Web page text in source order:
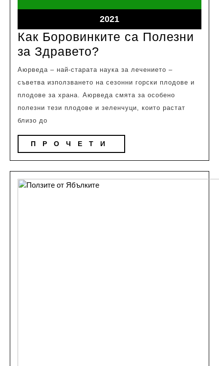
2021
2021декември
13,
Как Боровинките са Полезни
за Здравето?
Боровинките
са
Полезни
за
Аюрведа – най-старата наука за лечението –
съветва използването на сезонни горски плодове и
плодове за храна. Аюрведа смята за особено
полезни тези плодове и зеленчуци, които растат
близо до
ПРОЧЕТИ